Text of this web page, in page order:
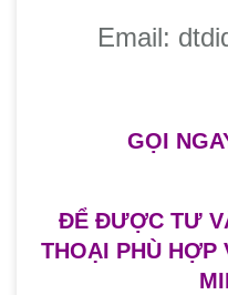
​Email:
GỌI
ĐỂ ĐƯỢC TƯ
THOẠI PHÙ HỢP